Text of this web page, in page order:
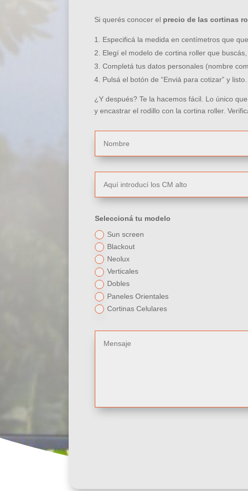
Si querés conocer el precio de las cortinas
Especificá la medida en centímetros que
Elegí el modelo de cortina roller que
Completá tus datos personales (nombre
Pulsá el botón de “Enviá para cotizar” y
¿Y después? Te la hacemos fácil. Lo único
y encastrar el rodillo con la cortina roller.
Seleccioná tu modelo
Sun screen
Blackout
Neolux
Verticales
Dobles
Paneles Orientales
Cortinas Celulares